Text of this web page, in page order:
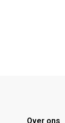
Over ons